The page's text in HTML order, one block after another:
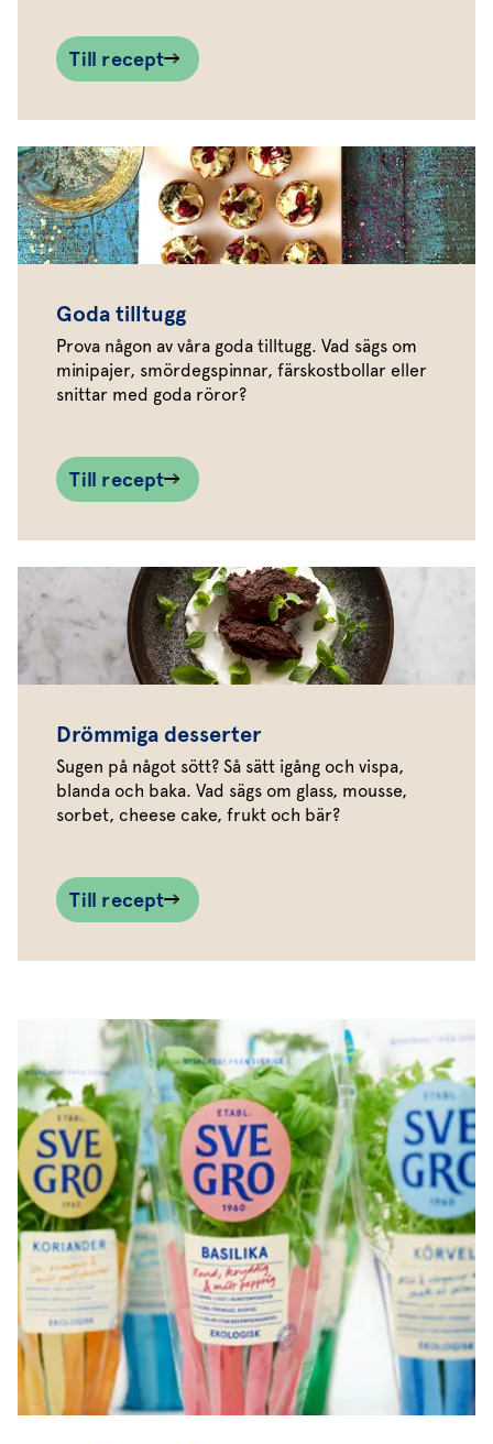
Till recept
Goda tilltugg
Prova någon av våra goda tilltugg. Vad sägs om
minipajer, smördegspinnar, färskostbollar eller
snittar med goda röror?
Till recept
Drömmiga desserter
Sugen på något sött? Så sätt igång och vispa,
blanda och baka. Vad sägs om glass, mousse,
sorbet, cheese cake, frukt och bär?
Till recept